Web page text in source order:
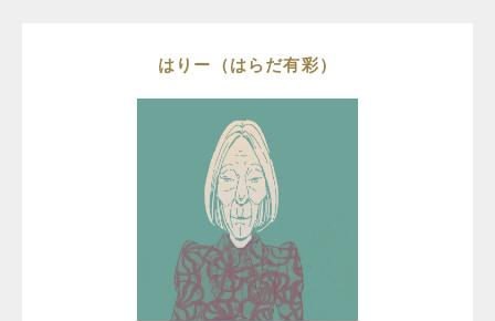
はりー（はらだ有彩）